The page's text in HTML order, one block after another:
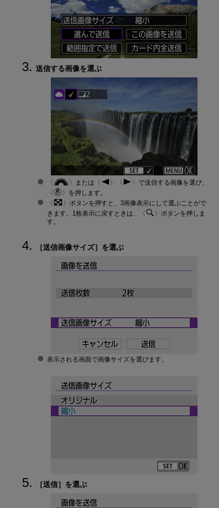
送信する画像を選ぶ
または
で送信する画像を選び、
を押します。
ボタンを押すと、3画像表示にして選ぶことがで
きます。1枚表示に戻すときは、
ボタンを押しま
す。
［送信画像サイズ］を選ぶ
表示される画面で画像サイズを選びます。
［送信］を選ぶ